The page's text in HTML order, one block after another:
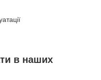
в наших